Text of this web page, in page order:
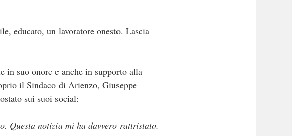
educato, un lavoratore onesto. Lascia
in suo onore e anche in supporto alla
il Sindaco di Arienzo, Giuseppe
sui suoi social:
Questa notizia mi ha davvero rattristato.